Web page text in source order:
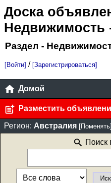
Доска
Недвижимость
Раздел -
[Войти] / [Зарегистрироваться]
Домой
Разместить
Регион: Австралия [Поменять]
Поиск